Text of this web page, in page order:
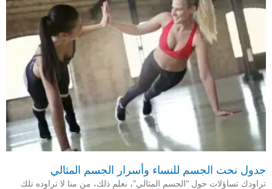
جدول نحت الجسم للنساء وأسرار الجسم المثالي
تراودك تساؤلات حول “الجسم المثالي”، نعلم ذلك، من منا لا تراوده تلك